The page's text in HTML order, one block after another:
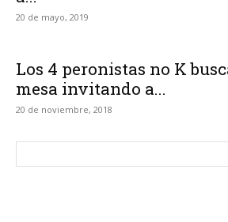
20 de mayo, 2019
Los 4 peronistas no K
mesa invitando a...
20 de noviembre, 2018